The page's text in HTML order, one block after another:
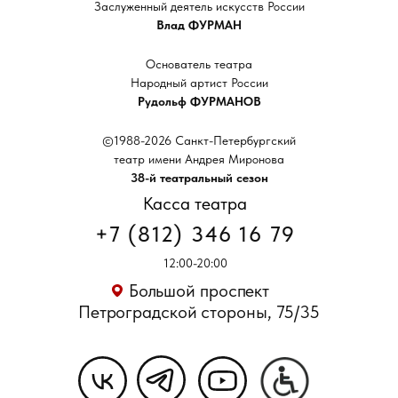
Заслуженный деятель искусств России
Влад ФУРМАН
12:00-20:00
+7 (812) 346 16 79
©1988-2026 Санкт-Петербургский
театр имени Андрея Миронова
38-й театральный сезон
Основатель театра
Народный артист России
Рудольф ФУРМАНОВ
Большой проспект
Петроградской стороны, 75/35
Касса театра